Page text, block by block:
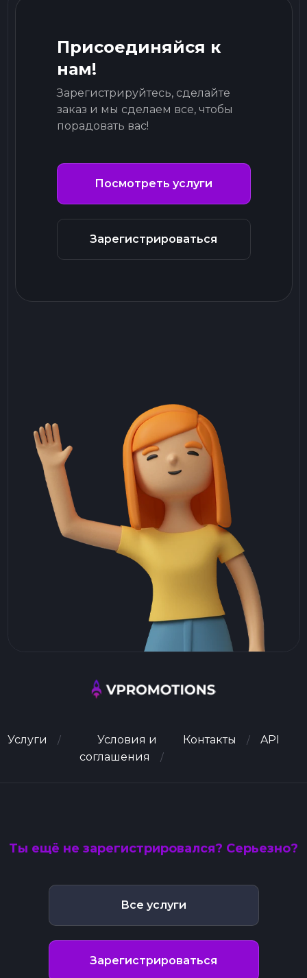
Присоединяйся к
нам!
Зарегистрируйтесь, сделайте
заказ и мы сделаем все, чтобы
порадовать вас!
Посмотреть услуги
Зарегистрироваться
Услуги
Условия и
соглашения
Контакты API
Ты ещё не зарегистрировался? Серьезно?
Все услуги
Зарегистрироваться